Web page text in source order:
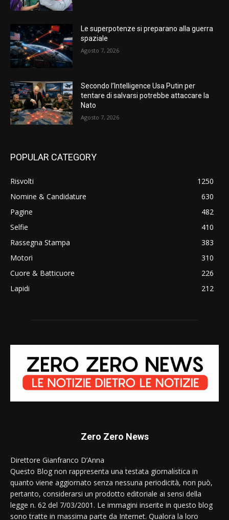
Le superpotenze si preparano alla guerra
spaziale
Agosto 7, 2026
Secondo l’Intelligence Usa Putin per
tentare di salvarsi potrebbe attaccare la
Nato
Agosto 7, 2026
POPULAR CATEGORY
Risvolti
1250
Nomine & Candidature
630
Pagine
482
Selfie
410
Rassegna Stampa
383
Motori
310
Cuore & Batticuore
226
Lapidi
212
Zero Zero News
Direttore Gianfranco D’Anna
Questo Blog non rappresenta una testata giornalistica in
quanto viene aggiornato senza nessuna periodicità, non può,
pertanto, considerarsi un prodotto editoriale ai sensi della
legge n. 62 del 7/03/2001. Le immagini inserite in questo blog
sono tratte in massima parte da Internet. Qualora la loro